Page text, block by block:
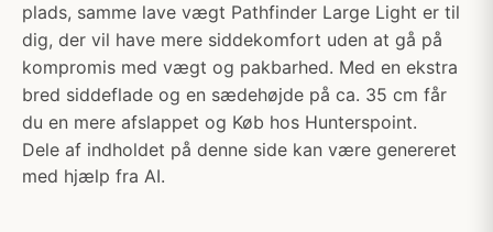
plads, samme lave vægt Pathfinder Large Light er til
dig, der vil have mere siddekomfort uden at gå på
kompromis med vægt og pakbarhed. Med en ekstra
bred siddeflade og en sædehøjde på ca. 35 cm får
du en mere afslappet og Køb hos Hunterspoint.
Dele af indholdet på denne side kan være genereret
med hjælp fra AI.